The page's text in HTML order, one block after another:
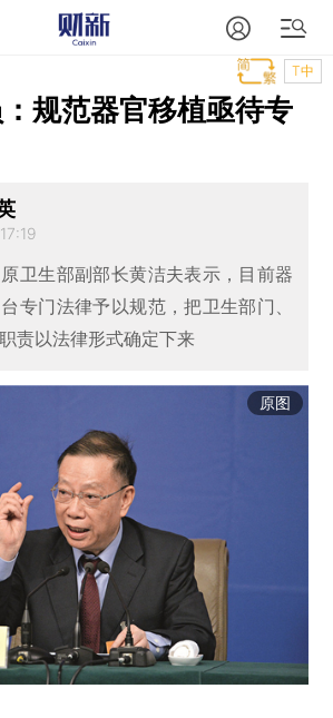
T中
规范器官移植亟待专
卫生部副部长黄洁夫表示，目前器
专门法律予以规范，把卫生部门、
责以法律形式确定下来
原图